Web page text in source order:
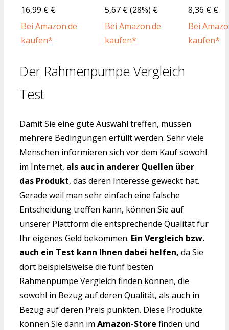
16,99 € €
5,67 € (28%) €
8,36 € €
Bei Amazon.de
kaufen*
Bei Amazon.de
kaufen*
Bei
kaufen*
Der Rahmenpumpe Vergleich
Test
Damit Sie eine gute Auswahl treffen, müssen
mehrere Bedingungen erfüllt werden. Sehr viele
Menschen informieren sich vor dem Kauf sowohl
im Internet, als auc in anderer Quellen über
das Produkt, das deren Interesse geweckt hat.
Gerade weil man sehr einfach eine falsche
Entscheidung treffen kann, können Sie auf
unserer Plattform die entsprechende Qualität für
Ihr eigenes Geld bekommen. Ein Vergleich bzw.
auch ein Test kann Ihnen dabei helfen, da Sie
dort beispielsweise die fünf besten
Rahmenpumpe Vergleich finden können, die
sowohl in Bezug auf deren Qualität, als auch in
Bezug auf deren Preis punkten. Diese Produkte
können Sie dann im Amazon-Store finden und